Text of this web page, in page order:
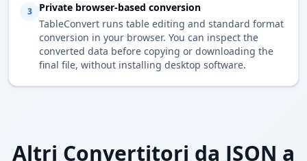
3
Private browser-based conversion
TableConvert runs table editing and standard format
conversion in your browser. You can inspect the
converted data before copying or downloading the
final file, without installing desktop software.
Altri Convertitori da JSON a